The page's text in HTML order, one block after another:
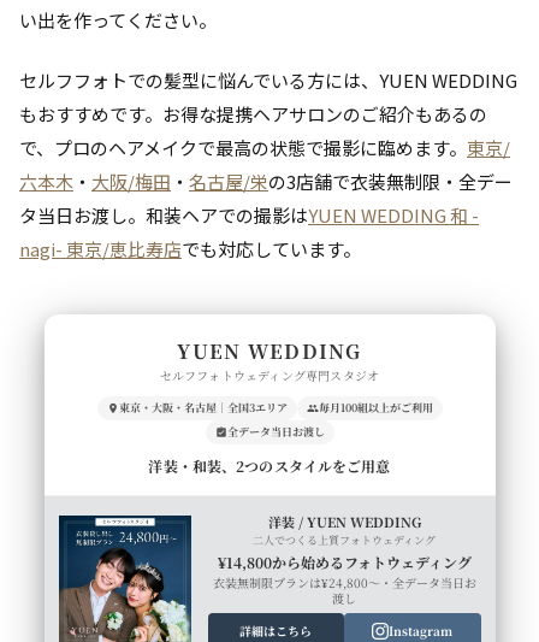
い出を作ってください。
セルフフォトでの髪型に悩んでいる方には、YUEN WEDDING
もおすすめです。お得な提携ヘアサロンのご紹介もあるの
で、プロのヘアメイクで最高の状態で撮影に臨めます。 東京/
六本木 ・ 大阪/梅田 ・ 名古屋/栄の3店舗で衣装無制限・全デー
タ当日お渡し。和装ヘアでの撮影はYUEN WEDDING 和 -
nagi- 東京/恵比寿店でも対応しています。
YUEN WEDDING
セルフフォトウェディング専門スタジオ
東京・大阪・名古屋｜全国3エリア
毎月100組以上がご利用
全データ当日お渡し
洋装・和装、2つのスタイルをご用意
洋装 / YUEN WEDDING
二人でつくる上質フォトウェディング
¥14,800から始めるフォトウェディング
衣装無制限プランは¥24,800〜・全データ当日お
渡し
詳細はこちら
Instagram